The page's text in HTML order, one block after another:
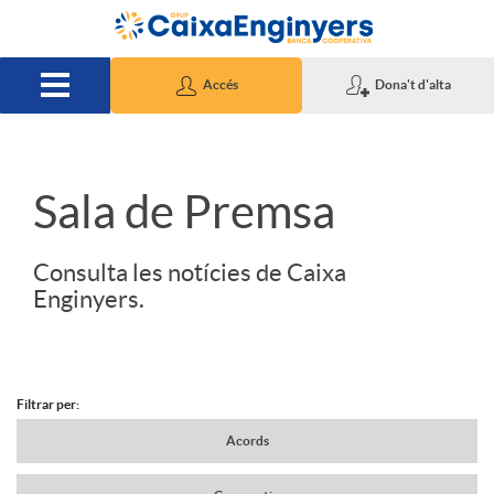
Salta al contingut principal
Accés Dona't d'alta
S
d
Sala de Premsa
Consulta les notícies de Caixa
Enginyers.
N
Filtrar per:
Acords